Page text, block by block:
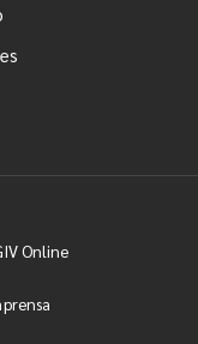
Online